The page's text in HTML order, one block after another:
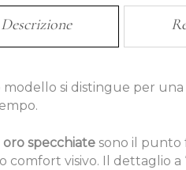
Descrizione
modello si distingue per
oro specchiate sono il punto
comfort visivo. Il dettaglio